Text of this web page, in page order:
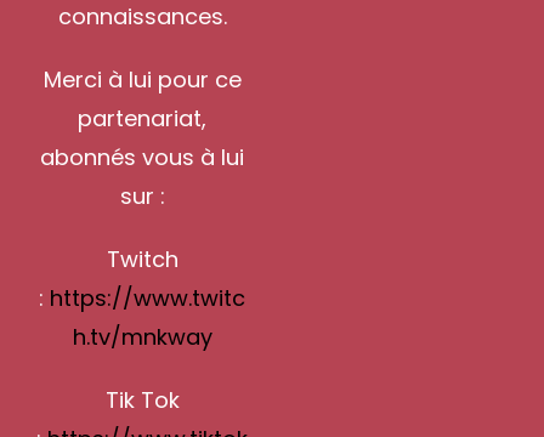
connaissances.
Merci à lui pour ce
partenariat,
abonnés vous à lui
sur :
Twitch
: https://www.twitc
h.tv/mnkway
Tik Tok